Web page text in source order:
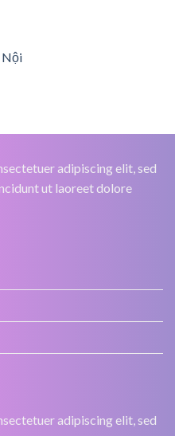
Nội
adipiscing elit, sed
ut laoreet dolore
adipiscing elit, sed